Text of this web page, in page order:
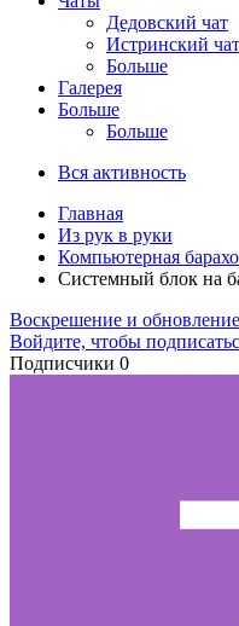
Дедовский чат
Истринский чат
Больше
Галерея
Больше
Больше
Вся активность
Главная
Из рук в руки
Компьютерная
Системный блок на
Воскрешение и
Войдите, чтобы
Подписчики 0